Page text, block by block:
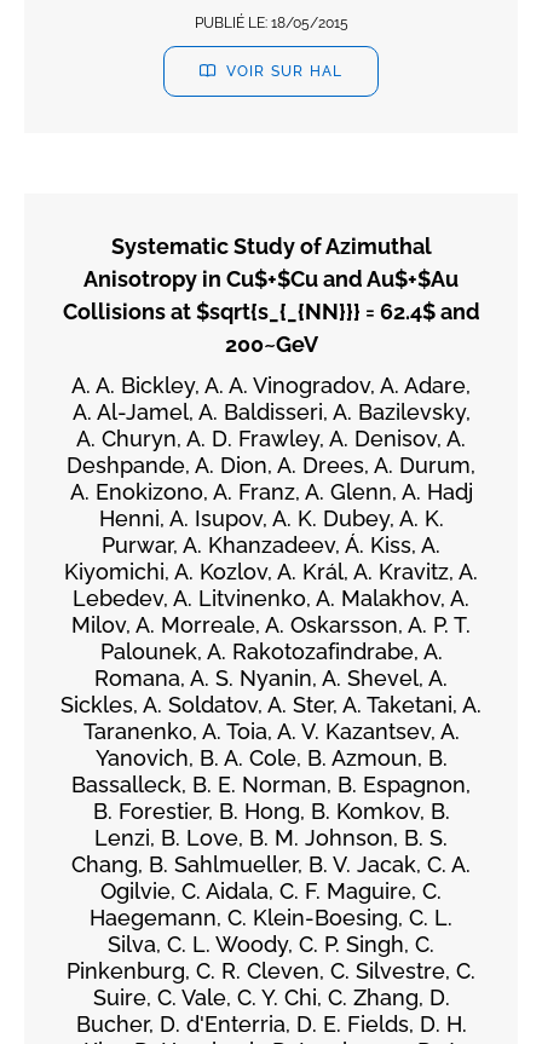
PUBLIÉ LE: 18/05/2015
VOIR SUR HAL
Systematic Study of Azimuthal
Anisotropy in Cu$+$Cu and Au$+$Au
Collisions at $sqrt{s_{_{NN}}} = 62.4$ and
200~GeV
A. A. Bickley, A. A. Vinogradov, A. Adare,
A. Al-Jamel, A. Baldisseri, A. Bazilevsky,
A. Churyn, A. D. Frawley, A. Denisov, A.
Deshpande, A. Dion, A. Drees, A. Durum,
A. Enokizono, A. Franz, A. Glenn, A. Hadj
Henni, A. Isupov, A. K. Dubey, A. K.
Purwar, A. Khanzadeev, Á. Kiss, A.
Kiyomichi, A. Kozlov, A. Král, A. Kravitz, A.
Lebedev, A. Litvinenko, A. Malakhov, A.
Milov, A. Morreale, A. Oskarsson, A. P. T.
Palounek, A. Rakotozafindrabe, A.
Romana, A. S. Nyanin, A. Shevel, A.
Sickles, A. Soldatov, A. Ster, A. Taketani, A.
Taranenko, A. Toia, A. V. Kazantsev, A.
Yanovich, B. A. Cole, B. Azmoun, B.
Bassalleck, B. E. Norman, B. Espagnon,
B. Forestier, B. Hong, B. Komkov, B.
Lenzi, B. Love, B. M. Johnson, B. S.
Chang, B. Sahlmueller, B. V. Jacak, C. A.
Ogilvie, C. Aidala, C. F. Maguire, C.
Haegemann, C. Klein-Boesing, C. L.
Silva, C. L. Woody, C. P. Singh, C.
Pinkenburg, C. R. Cleven, C. Silvestre, C.
Suire, C. Vale, C. Y. Chi, C. Zhang, D.
Bucher, D. d'Enterria, D. E. Fields, D. H.